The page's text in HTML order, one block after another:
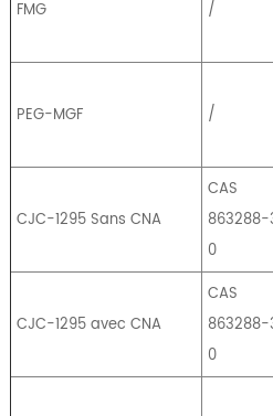
FMG /
PEG-MGF /
CJC-1295 Sans CNA
CAS
0
CJC-1295 avec CNA
CAS
0